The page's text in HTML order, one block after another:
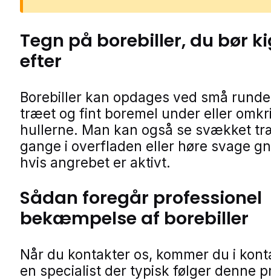
Tegn på borebiller, du bør
efter
Borebiller kan opdages ved små
træet og fint boremel under eller
hullerne. Man kan også se svækket
gange i overfladen eller høre svage
hvis angrebet er aktivt.
Sådan foregår professionel
bekæmpelse af borebiller
Når du kontakter os, kommer du i
en specialist der typisk følger denne